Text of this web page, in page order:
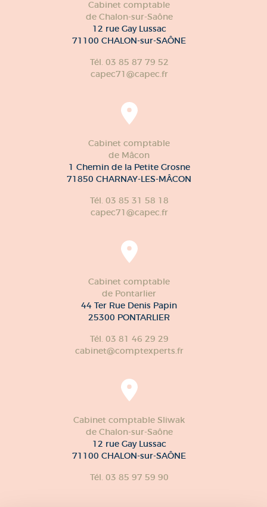
Cabinet comptable
de Chalon-sur-Saône
12 rue Gay Lussac
71100 CHALON-sur-SAÔNE
Tél. 03 85 87 79 52
capec71@capec.fr
Cabinet comptable
de Mâcon
1 Chemin de la Petite Grosne
71850 CHARNAY-LES-MÂCON
Tél. 03 85 31 58 18
capec71@capec.fr
Cabinet comptable
de Pontarlier
44 Ter Rue Denis Papin
25300 PONTARLIER
Tél. 03 81 46 29 29
cabinet@comptexperts.fr
Cabinet comptable Sliwak
de Chalon-sur-Saône
12 rue Gay Lussac
71100 CHALON-sur-SAÔNE
Tél. 03 85 97 59 90